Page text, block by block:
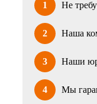
1 Не
2 Наша
3 Наши
4 Мы